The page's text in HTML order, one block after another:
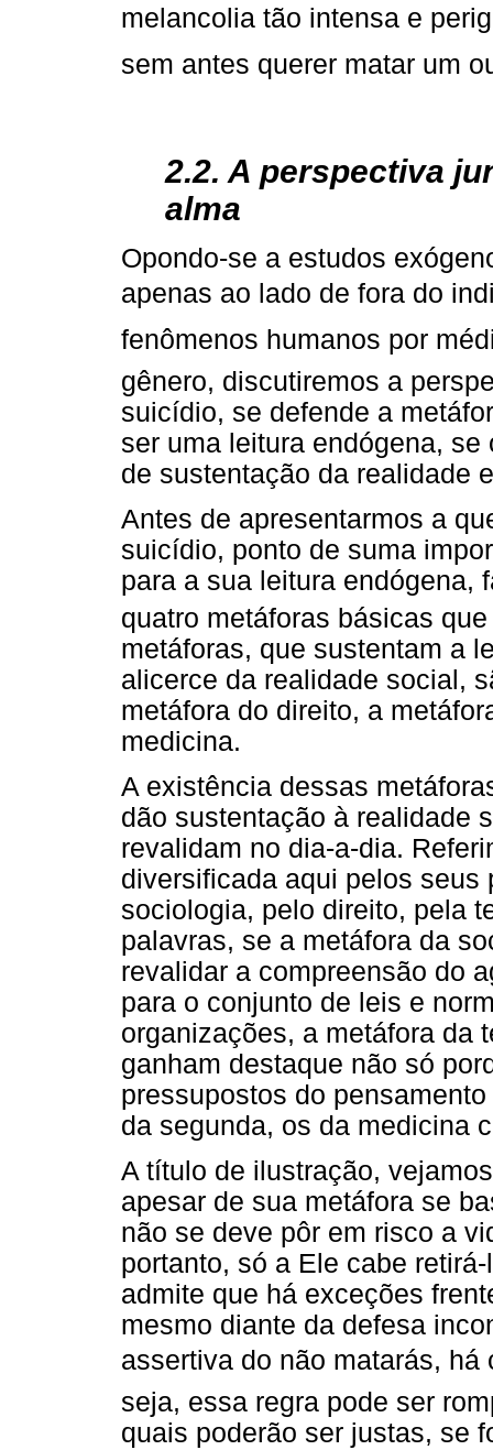
melancolia tão intensa e
sem antes querer matar um
2.2. A perspectiva
alma
Opondo-se a estudos
apenas ao lado de fora do
fenômenos humanos por
gênero, discutiremos a
suicídio, se defende a
ser uma leitura endógena,
de sustentação da realidade
Antes de apresentarmos a
suicídio, ponto de suma
para a sua leitura endógena,
quatro metáforas básicas
metáforas, que sustentam a
alicerce da realidade social,
metáfora do direito, a
medicina.
A existência dessas
dão sustentação à realidade
revalidam no dia-a-dia.
diversificada aqui pelos
sociologia, pelo direito, pela
palavras, se a metáfora da
revalidar a compreensão do
para o conjunto de leis e
organizações, a metáfora da
ganham destaque não só
pressupostos do
da segunda, os da medicina
A título de ilustração,
apesar de sua metáfora se
não se deve pôr em risco a
portanto, só a Ele cabe
admite que há exceções
mesmo diante da defesa
assertiva do não matarás,
seja, essa regra pode ser
quais poderão ser justas, se